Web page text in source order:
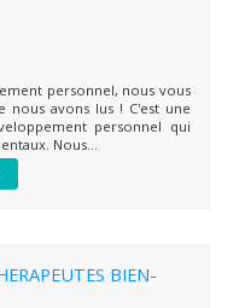
personnel, nous vous
nous avons lus ! C'est une
personnel qui
Nous...
BIEN-